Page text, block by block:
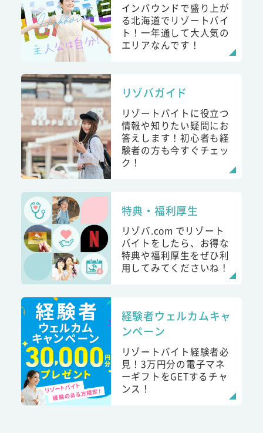
インバウンドで盛り上が
る北海道でリゾートバイ
ト！一年通して大人気の
エリアなんです！
リゾバガイド
リゾートバイトに役立つ
情報や知りたい疑問にお
答えします！初心者も経
験者の方も今すぐチェッ
ク！
特典・福利厚生
リゾバ.com でリゾート
バイトをしたら、お得な
特典や福利厚生をぜひ利
用してみてくださいね！
経験者ウェルカムキャ
ンペーン
リゾートバイト経験者必
見！3万円分の電子マネ
ーギフトをGETするチャ
ンス！